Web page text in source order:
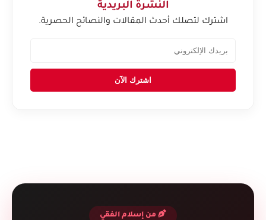
النشرة البريدية
اشترك لتصلك أحدث المقالات والنصائح الحصرية.
اشترك الآن
من إسلام الفقي